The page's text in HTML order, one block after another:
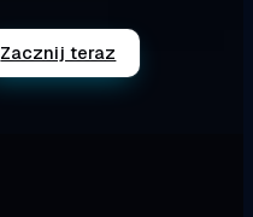
Zacznij teraz